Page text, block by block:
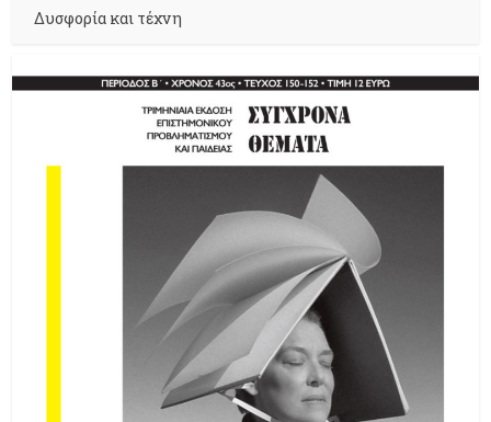
Δυσφορία και τέχνη